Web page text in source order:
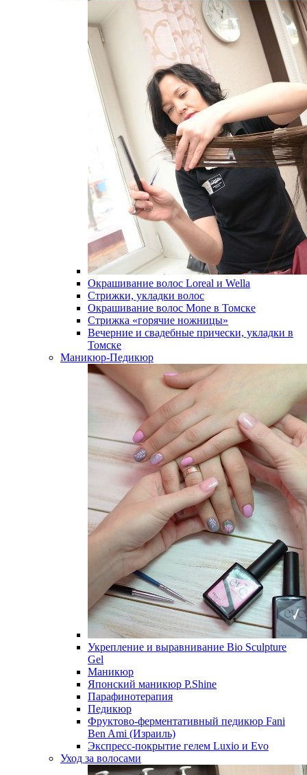
Окрашивание волос Loreal и Wella
Стрижки, укладки волос
Окрашивание волос Mone в Томске
Стрижка «горячие ножницы»
Вечерние и свадебные прически, укладки в
Томске
Маникюр-Педикюр
Укрепление и выравнивание Bio Sculpture
Gel
Маникюр
Японский маникюр P.Shine
Парафинотерапия
Педикюр
Фруктово-ферментативный педикюр Fani
Ben Ami (Израиль)
Экспресс-покрытие гелем Luxio и Evo
Уход за волосами